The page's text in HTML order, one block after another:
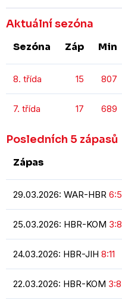
Aktuální sezóna
Sezóna Záp Min
8. třída 15 807
7. třída 17 689
Posledních 5 zápasů
Zápas
29.03.2026: WAR-HBR 6:5
25.03.2026: HBR-KOM 3:8
24.03.2026: HBR-JIH 8:11
22.03.2026: HBR-KOM 3:8